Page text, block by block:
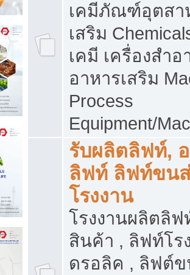
เคมีภัณฑ์อุตสา
เสริม
เคมี เครื่องสำ
อาหารเสริม
Process
Equipment/
รับผลิตลิฟท์,
ลิฟท์ ลิฟท์ขน
โรงงาน
โรงงานผลิตลิ
สินค้า , ลิฟท์โร
ดรอลิค , ลิฟต์